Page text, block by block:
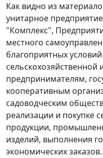
Как видно из
унитарное
"Комплекс",
местного
благоприятных
предпринимателям,
кооперативным
садоводческим
реализации и покупке
продукции,
изделий, выполнения
экономических заказов.